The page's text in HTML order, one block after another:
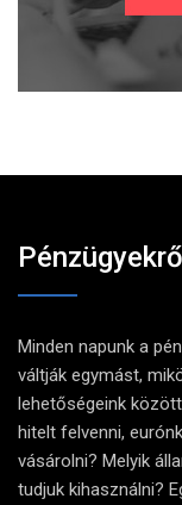
Minden napunk a
váltják egymást,
lehetőségeink
hitelt felvenni,
vásárolni? Melyik
tudjuk kihasználni?